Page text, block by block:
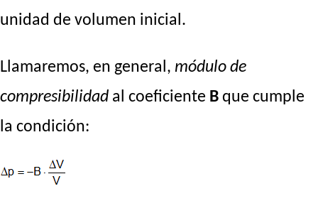
unidad de volumen inicial.
Llamaremos, en general, módulo de
compresibilidad al coeficiente B que cumple
la condición: